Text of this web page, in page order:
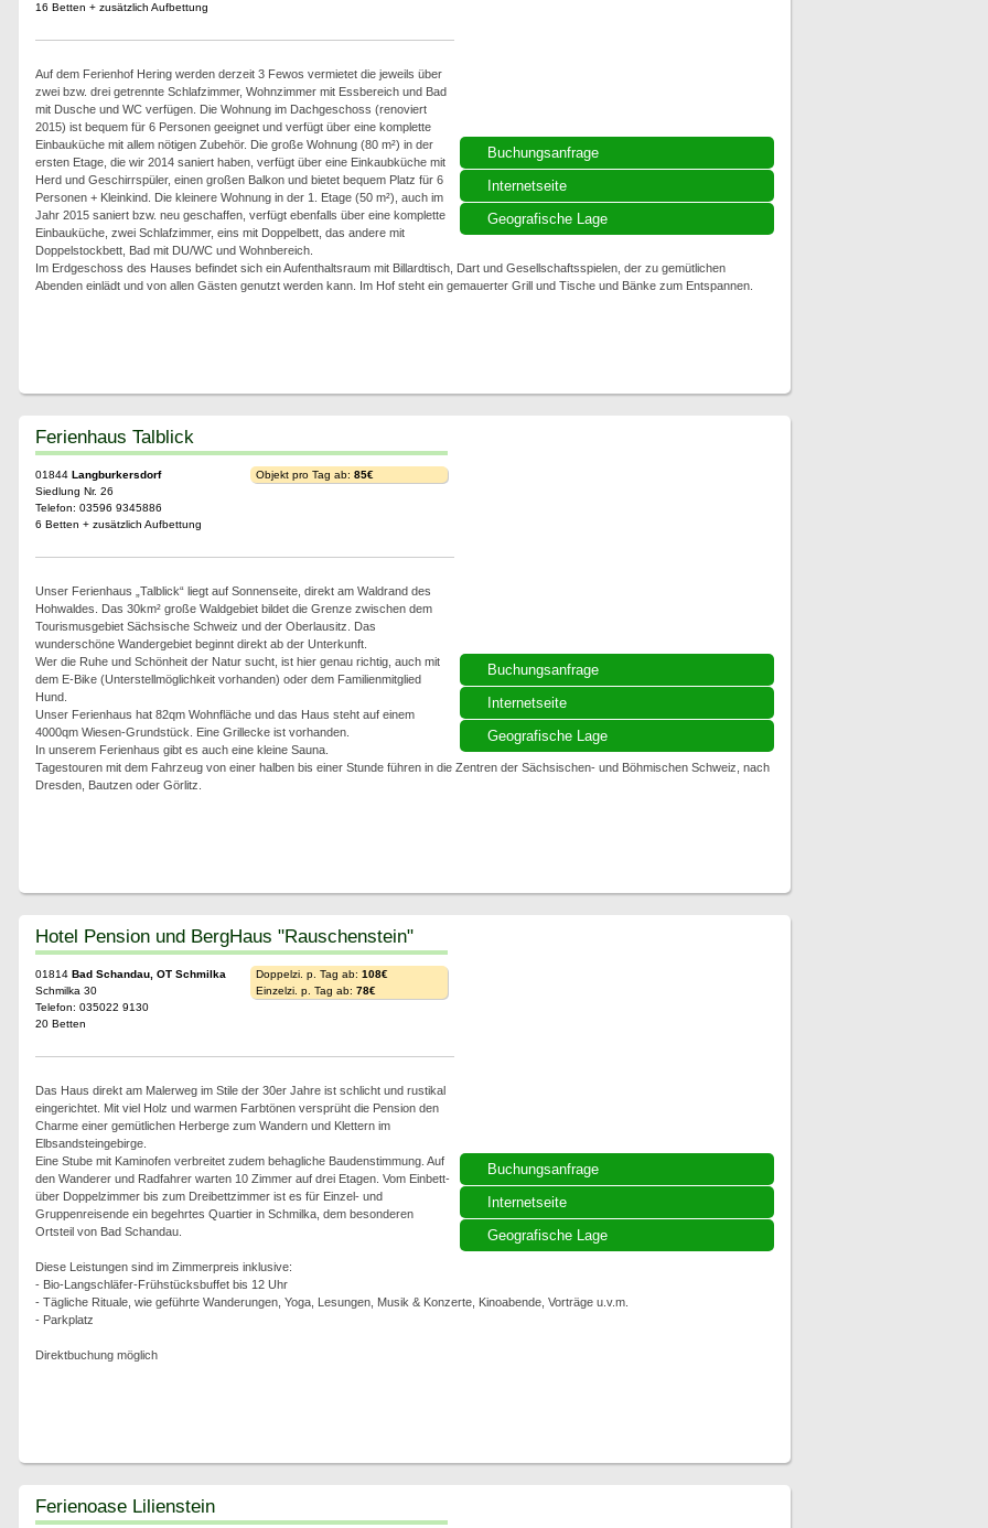
Buchungsanfrage
Internetseite
Geografische Lage
16 Betten + zusätzlich Aufbettung
Auf dem Ferienhof Hering werden derzeit 3 Fewos vermietet die jeweils über
zwei bzw. drei getrennte Schlafzimmer, Wohnzimmer mit Essbereich und Bad
mit Dusche und WC verfügen. Die Wohnung im Dachgeschoss (renoviert
2015) ist bequem für 6 Personen geeignet und verfügt über eine komplette
Einbauküche mit allem nötigen Zubehör. Die große Wohnung (80 m²) in der
ersten Etage, die wir 2014 saniert haben, verfügt über eine Einkaubküche mit
Herd und Geschirrspüler, einen großen Balkon und bietet bequem Platz für 6
Personen + Kleinkind. Die kleinere Wohnung in der 1. Etage (50 m²), auch im
Jahr 2015 saniert bzw. neu geschaffen, verfügt ebenfalls über eine komplette
Einbauküche, zwei Schlafzimmer, eins mit Doppelbett, das andere mit
Doppelstockbett, Bad mit DU/WC und Wohnbereich.
Im Erdgeschoss des Hauses befindet sich ein Aufenthaltsraum mit Billardtisch, Dart und Gesellschaftsspielen, der zu gemütlichen
Abenden einlädt und von allen Gästen genutzt werden kann. Im Hof steht ein gemauerter Grill und Tische und Bänke zum Entspannen.
Buchungsanfrage
Internetseite
Geografische Lage
Ferienhaus Talblick
01844 Langburkersdorf
Siedlung Nr. 26
Telefon: 03596 9345886
6 Betten + zusätzlich Aufbettung
Objekt pro Tag ab: 85€
Unser Ferienhaus „Talblick“ liegt auf Sonnenseite, direkt am Waldrand des
Hohwaldes. Das 30km² große Waldgebiet bildet die Grenze zwischen dem
Tourismusgebiet Sächsische Schweiz und der Oberlausitz. Das
wunderschöne Wandergebiet beginnt direkt ab der Unterkunft.
Wer die Ruhe und Schönheit der Natur sucht, ist hier genau richtig, auch mit
dem E-Bike (Unterstellmöglichkeit vorhanden) oder dem Familienmitglied
Hund.
Unser Ferienhaus hat 82qm Wohnfläche und das Haus steht auf einem
4000qm Wiesen-Grundstück. Eine Grillecke ist vorhanden.
In unserem Ferienhaus gibt es auch eine kleine Sauna.
Tagestouren mit dem Fahrzeug von einer halben bis einer Stunde führen in die Zentren der Sächsischen- und Böhmischen Schweiz, nach
Dresden, Bautzen oder Görlitz.
Buchungsanfrage
Internetseite
Geografische Lage
Hotel Pension und BergHaus "Rauschenstein"
01814 Bad Schandau, OT Schmilka
Schmilka 30
Telefon: 035022 9130
20 Betten
Doppelzi. p. Tag ab: 108€
Einzelzi. p. Tag ab: 78€
Das Haus direkt am Malerweg im Stile der 30er Jahre ist schlicht und rustikal
eingerichtet. Mit viel Holz und warmen Farbtönen versprüht die Pension den
Charme einer gemütlichen Herberge zum Wandern und Klettern im
Elbsandsteingebirge.
Eine Stube mit Kaminofen verbreitet zudem behagliche Baudenstimmung. Auf
den Wanderer und Radfahrer warten 10 Zimmer auf drei Etagen. Vom Einbett-
über Doppelzimmer bis zum Dreibettzimmer ist es für Einzel- und
Gruppenreisende ein begehrtes Quartier in Schmilka, dem besonderen
Ortsteil von Bad Schandau.
Diese Leistungen sind im Zimmerpreis inklusive:
- Bio-Langschläfer-Frühstücksbuffet bis 12 Uhr
- Tägliche Rituale, wie geführte Wanderungen, Yoga, Lesungen, Musik & Konzerte, Kinoabende, Vorträge u.v.m.
- Parkplatz
Direktbuchung möglich
Ferienoase Lilienstein